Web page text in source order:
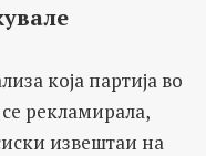
која партија во
рекламирала,
извештаи на